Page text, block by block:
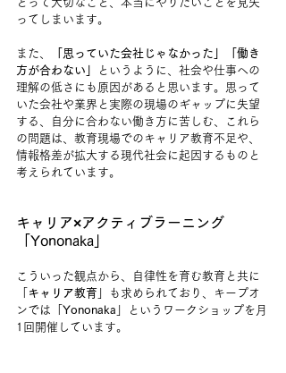
ってしまいます。
また、
「思っていた会社じゃなかった」「働き
方が合わない」
というように、社会や仕事への
理解の低さにも原因があると思います。思って
いた会社や業界と実際の現場のギャップに失望
する、自分に合わない働き方に苦しむ、これら
の問題は、教育現場でのキャリア教育不足や、
情報格差が拡大する現代社会に起因するものと
考えられています。
キャリア×アクティブラーニング
「Yononaka」
こういった観点から、自律性を育む教育と共に
キャリア教育 」も求められており、キープオ
ンでは「 Yononaka 」というワークショップを月
1回開催しています。